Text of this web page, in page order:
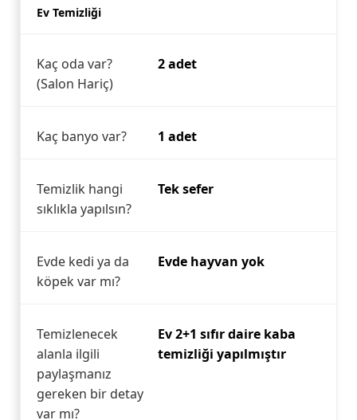
Ev Temizliği
Kaç oda var?
(Salon Hariç)
2 adet
Kaç banyo var? 1 adet
Temizlik hangi
sıklıkla yapılsın?
Tek sefer
Evde kedi ya da
köpek var mı?
Evde hayvan yok
Temizlenecek
alanla ilgili
paylaşmanız
gereken bir detay
var mı?
Ev 2+1 sıfır daire kaba
temizliği yapılmıştır